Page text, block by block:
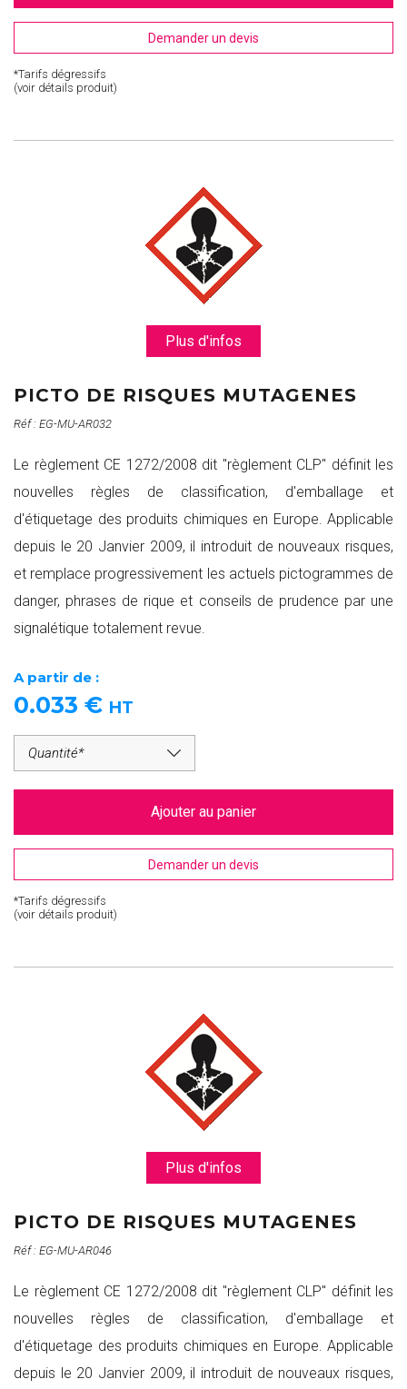
Demander un devis
*Tarifs dégressifs
(voir détails produit)
Plus d'infos
PICTO DE RISQUES MUTAGENES
Réf : EG-MU-AR032
Le règlement CE 1272/2008 dit "règlement CLP" définit les
nouvelles règles de classification, d'emballage et
d'étiquetage des produits chimiques en Europe. Applicable
depuis le 20 Janvier 2009, il introduit de nouveaux risques,
et remplace progressivement les actuels pictogrammes de
danger, phrases de rique et conseils de prudence par une
signalétique totalement revue.
A partir de :
0.033 € HT
Ajouter au panier
Demander un devis
*Tarifs dégressifs
(voir détails produit)
Plus d'infos
PICTO DE RISQUES MUTAGENES
Réf : EG-MU-AR046
Le règlement CE 1272/2008 dit "règlement CLP" définit les
nouvelles règles de classification, d'emballage et
d'étiquetage des produits chimiques en Europe. Applicable
depuis le 20 Janvier 2009, il introduit de nouveaux risques,